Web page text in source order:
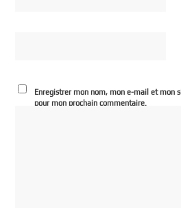
Enregistrer mon nom, mon e-mail et mon
pour mon prochain commentaire.